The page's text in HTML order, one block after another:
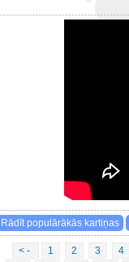
< - 1 2 3
4